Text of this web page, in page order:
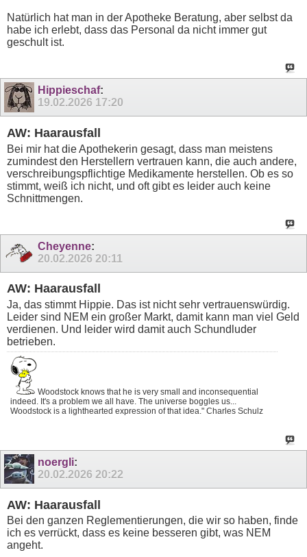
Natürlich hat man in der Apotheke Beratung, aber selbst da
habe ich erlebt, dass das Personal da nicht immer gut
geschult ist.
Hippieschaf:
19.02.2026 17:20
AW: Haarausfall
Bei mir hat die Apothekerin gesagt, dass man meistens
zumindest den Herstellern vertrauen kann, die auch andere,
verschreibungspflichtige Medikamente herstellen. Ob es so
stimmt, weiß ich nicht, und oft gibt es leider auch keine
Schnittmengen.
Cheyenne:
20.02.2026 20:11
AW: Haarausfall
Ja, das stimmt Hippie. Das ist nicht sehr vertrauenswürdig.
Leider sind NEM ein großer Markt, damit kann man viel Geld
verdienen. Und leider wird damit auch Schundluder
betrieben.
Woodstock knows that he is very small and inconsequential
indeed. It's a problem we all have. The universe boggles us...
Woodstock is a lighthearted expression of that idea." Charles Schulz
noergli:
20.02.2026 20:22
AW: Haarausfall
Bei den ganzen Reglementierungen, die wir so haben, finde
ich es verrückt, dass es keine besseren gibt, was NEM
angeht.